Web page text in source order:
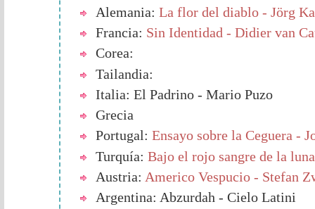
Alemania: La flor del diablo - Jörg
Francia: Sin Identidad - Didier van
Corea:
Tailandia:
Italia: El Padrino - Mario Puzo
Grecia
Portugal: Ensayo sobre la Ceguera -
Turquía: Bajo el rojo sangre de la
Austria: Americo Vespucio - Stefan
Argentina: Abzurdah - Cielo Latini